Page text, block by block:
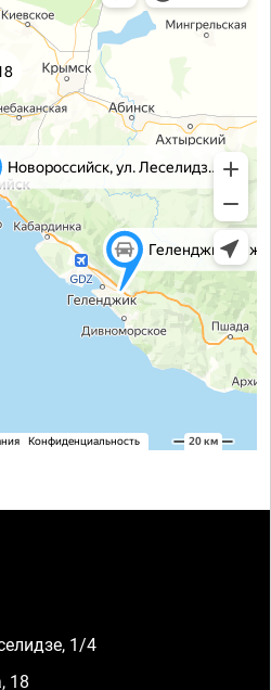
1/4
18